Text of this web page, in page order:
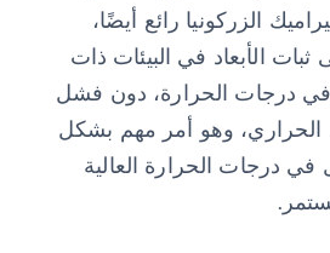
الزركونيا رائع أيضًا،
الأبعاد في البيئات ذات
في درجات الحرارة، دون فشل
الحراري، وهو أمر مهم بشكل
درجات الحرارة العالية